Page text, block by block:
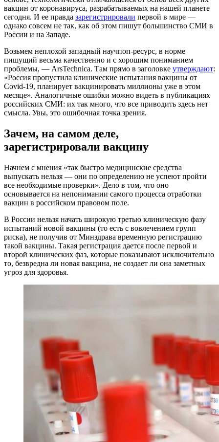
вакцин от коронавируса, разрабатываемых на нашей планете
сегодня. И ее правда зарегистрировали первой в мире —
однако совсем не так, как об этом пишут большинство СМИ в
России и на Западе.
Возьмем неплохой западный научпоп-ресурс, в норме
пишущий весьма качественно и с хорошим пониманием
проблемы, — ArsTechnica. Там прямо в заголовке утверждают:
«Россия пропустила клинические испытания вакцины от
Covid-19, планирует вакцинировать миллионы уже в этом
месяце». Аналогичные ошибки можно видеть в публикациях
российских СМИ: их так много, что все приводить здесь нет
смысла. Увы, это ошибочная точка зрения.
Зачем, на самом деле,
зарегистрировали вакцину
Начнем с мнения «так быстро медицинские средства
выпускать нельзя — они по определению не успеют пройти
все необходимые проверки». Дело в том, что оно
основывается на непонимании самого процесса отработки
вакцин в российском правовом поле.
В России нельзя начать широкую третью клиническую фазу
испытаний новой вакцины (то есть с вовлечением групп
риска), не получив от Минздрава временную регистрацию
такой вакцины. Такая регистрация дается после первой и
второй клинических фаз, которые показывают исключительно
то, безвредна ли новая вакцина, не создает ли она заметных
угроз для здоровья.